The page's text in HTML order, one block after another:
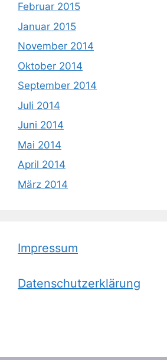
Februar 2015
Januar 2015
November 2014
Oktober 2014
September 2014
Juli 2014
Juni 2014
Mai 2014
April 2014
März 2014
Impressum
Datenschutzerklärung